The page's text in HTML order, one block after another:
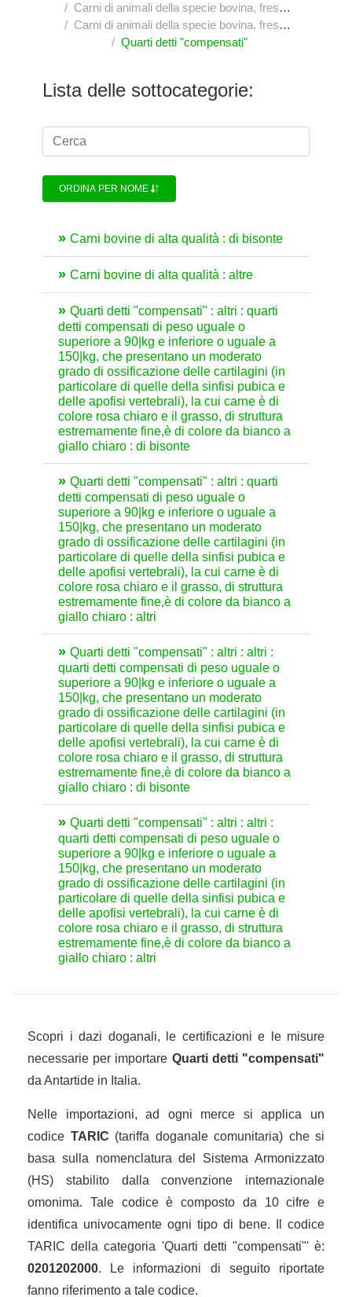
Carni di animali della specie bovina, fresche o refrigerate
Carni di animali della specie bovina, fresche o refrigerate : altri pezzi non disossati
Quarti detti "compensati"
Lista delle sottocategorie:
ORDINA PER NOME
Carni bovine di alta qualità : di bisonte
Carni bovine di alta qualità : altre
Quarti detti "compensati" : altri : quarti
detti compensati di peso uguale o
superiore a 90|kg e inferiore o uguale a
150|kg, che presentano un moderato
grado di ossificazione delle cartilagini (in
particolare di quelle della sinfisi pubica e
delle apofisi vertebrali), la cui carne è di
colore rosa chiaro e il grasso, di struttura
estremamente fine,è di colore da bianco a
giallo chiaro : di bisonte
Quarti detti "compensati" : altri : quarti
detti compensati di peso uguale o
superiore a 90|kg e inferiore o uguale a
150|kg, che presentano un moderato
grado di ossificazione delle cartilagini (in
particolare di quelle della sinfisi pubica e
delle apofisi vertebrali), la cui carne è di
colore rosa chiaro e il grasso, di struttura
estremamente fine,è di colore da bianco a
giallo chiaro : altri
Quarti detti "compensati" : altri : altri :
quarti detti compensati di peso uguale o
superiore a 90|kg e inferiore o uguale a
150|kg, che presentano un moderato
grado di ossificazione delle cartilagini (in
particolare di quelle della sinfisi pubica e
delle apofisi vertebrali), la cui carne è di
colore rosa chiaro e il grasso, di struttura
estremamente fine,è di colore da bianco a
giallo chiaro : di bisonte
Quarti detti "compensati" : altri : altri :
quarti detti compensati di peso uguale o
superiore a 90|kg e inferiore o uguale a
150|kg, che presentano un moderato
grado di ossificazione delle cartilagini (in
particolare di quelle della sinfisi pubica e
delle apofisi vertebrali), la cui carne è di
colore rosa chiaro e il grasso, di struttura
estremamente fine,è di colore da bianco a
giallo chiaro : altri
Scopri i dazi doganali, le certificazioni e le misure
necessarie per importare Quarti detti "compensati"
da Antartide in Italia.
Nelle importazioni, ad ogni merce si applica un
codice TARIC (tariffa doganale comunitaria) che si
basa sulla nomenclatura del Sistema Armonizzato
(HS) stabilito dalla convenzione internazionale
omonima. Tale codice è composto da 10 cifre e
identifica univocamente ogni tipo di bene. Il codice
TARIC della categoria 'Quarti detti "compensati"' è:
0201202000. Le informazioni di seguito riportate
fanno riferimento a tale codice.